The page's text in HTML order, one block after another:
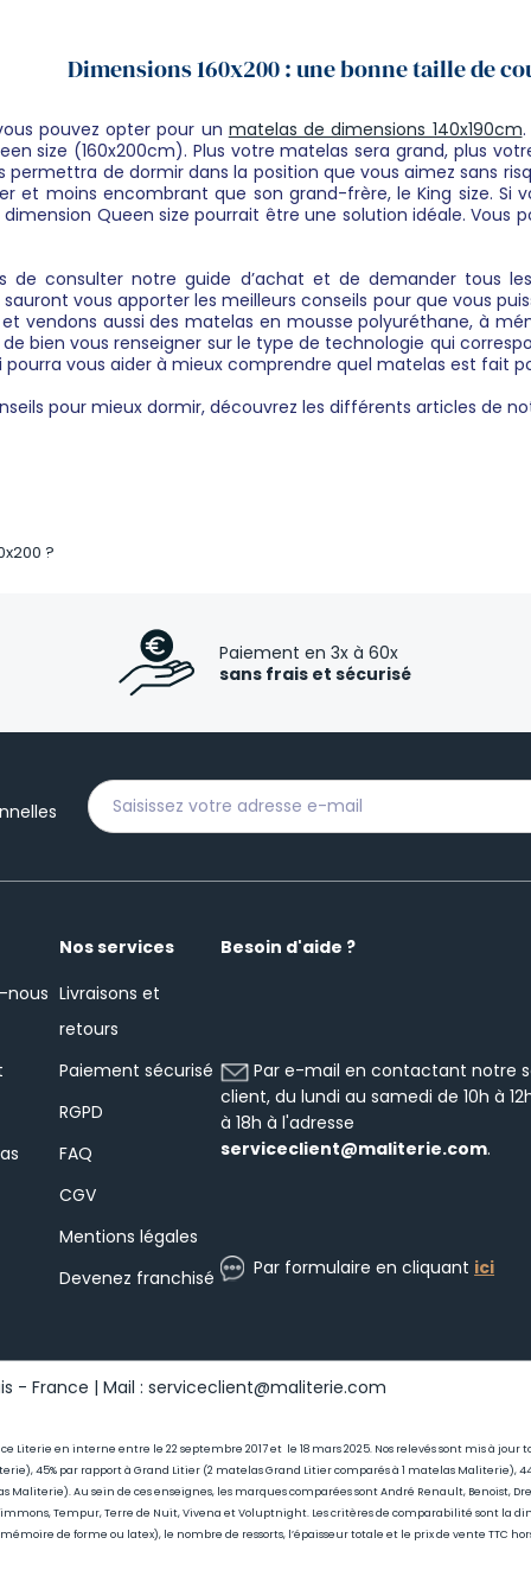
Dimensions 160x200 : une bonne taille de
pouvez opter pour un matelas de dimensions 140x190cm
size (160x200cm). Plus votre matelas sera grand, plus
de dormir dans la position que vous aimez sans
et moins encombrant que son grand-frère, le King size. Si
Queen size pourrait être une solution idéale.
de consulter notre guide d’achat et de demander tous
vous apporter les meilleurs conseils pour que vous
vendons aussi des matelas en mousse polyuréthane, à
bien vous renseigner sur le type de technologie qui
vous aider à mieux comprendre quel matelas est fait
pour mieux dormir, découvrez les différents articles de
?
Paiement en 3x à 60x
sans frais et sécurisé
nous
Nos services
Livraisons et
retours
Paiement sécurisé
RGPD
FAQ
CGV
Mentions légales
Devenez franchisé
Besoin d'aide ?
Par e-mail en contactant notre
client, du lundi au samedi de 10h à
à 18h à l'adresse
serviceclient@maliterie.com.
Par formulaire en cliquant ici
- France | Mail : serviceclient@maliterie.com
Literie en interne entre le 22 septembre 2017 et le 18 mars 2025. Nos relevés sont mis à
45% par rapport à Grand Litier (2 matelas Grand Litier comparés à 1 matelas Maliterie),
Maliterie). Au sein de ces enseignes, les marques comparées sont André Renault, Benoist,
Tempur, Terre de Nuit, Vivena et Voluptnight. Les critères de comparabilité sont
de forme ou latex), le nombre de ressorts, l’épaisseur totale et le prix de vente TTC